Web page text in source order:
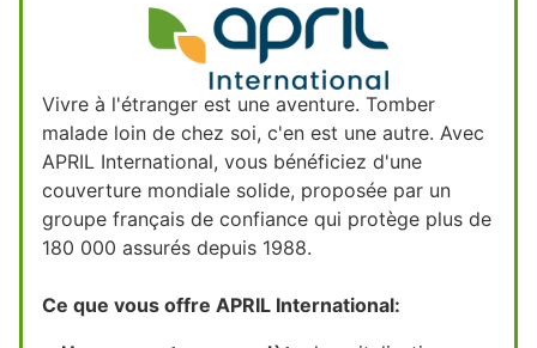
Vivre à l'étranger est une aventure. Tomber
malade loin de chez soi, c'en est une autre. Avec
APRIL International, vous bénéficiez d'une
couverture mondiale solide, proposée par un
groupe français de confiance qui protège plus de
180 000 assurés depuis 1988.
Ce que vous offre APRIL International: